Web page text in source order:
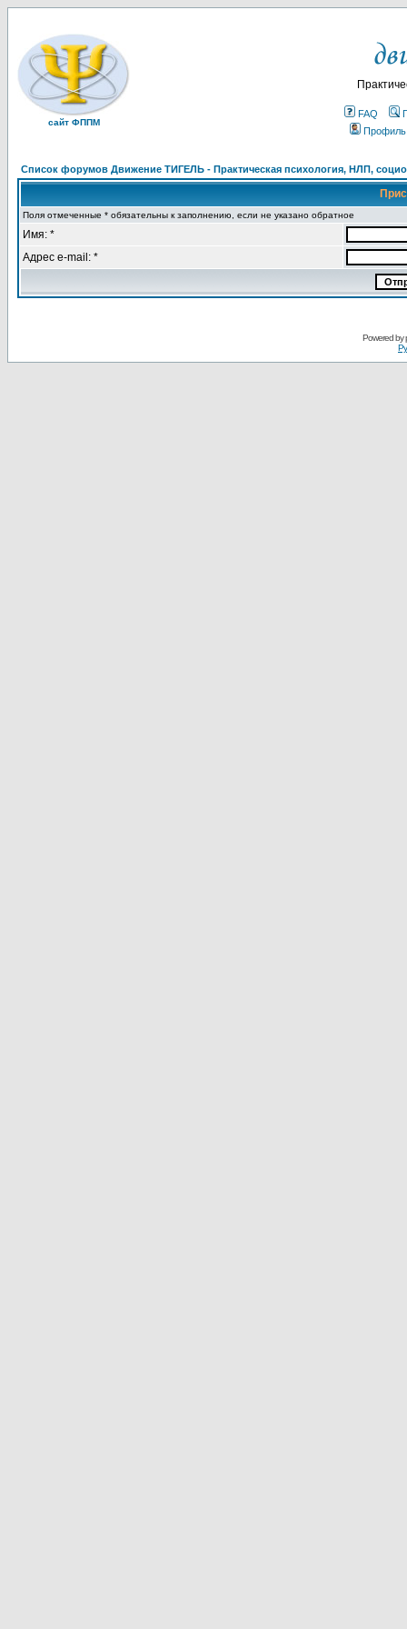
сайт ФППМ
FAQ
Профиль
Список форумов Движение ТИГЕЛЬ - Практическая психология, НЛП,
Поля отмеченные * обязательны к заполнению, если не указано обратное
Имя: *
Адрес e-mail: *
Powered by